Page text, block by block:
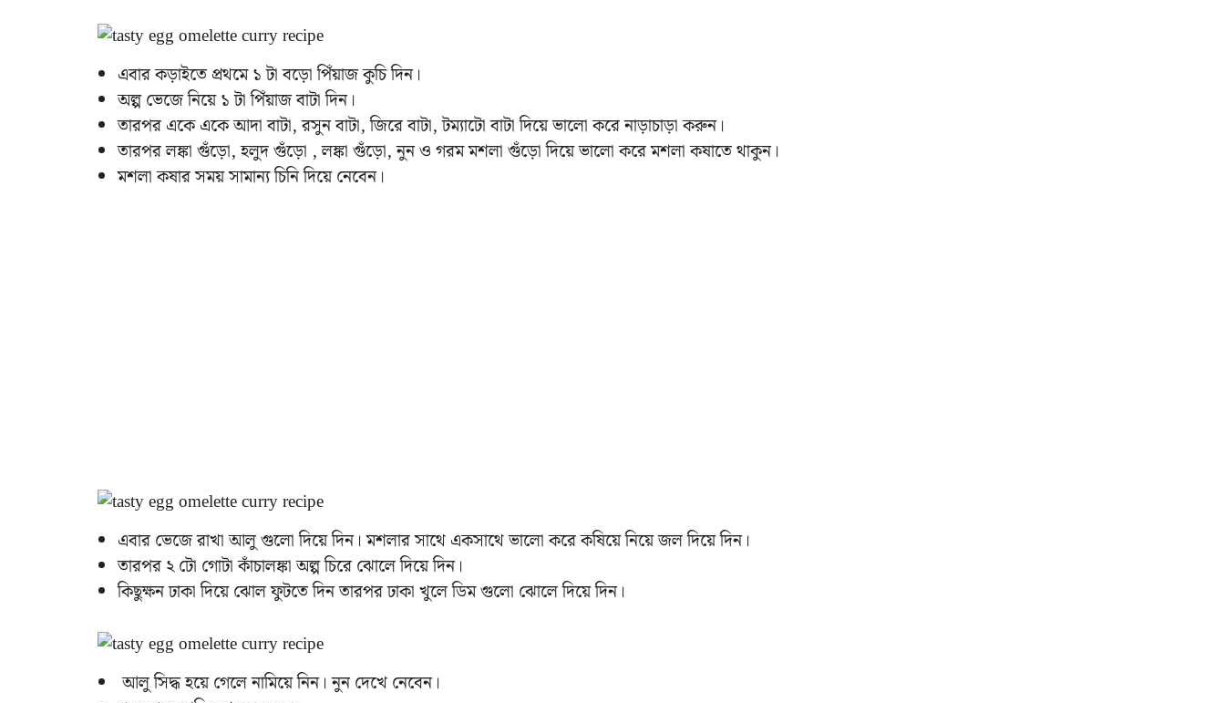
এবার কড়াইতে প্রথমে ১ টা বড়ো পিঁয়াজ কুচি দিন।
অল্প ভেজে নিয়ে ১ টা পিঁয়াজ বাটা দিন।
তারপর একে একে আদা বাটা, রসুন বাটা, জিরে বাটা, টম্যাটো বাটা দিয়ে ভালো করে নাড়াচাড়া করুন।
তারপর লঙ্কা গুঁড়ো, হলুদ গুঁড়ো , লঙ্কা গুঁড়ো, নুন ও গরম মশলা গুঁড়ো দিয়ে ভালো করে মশলা কষাতে থাকুন।
মশলা কষার সময় সামান্য চিনি দিয়ে নেবেন।
এবার ভেজে রাখা আলু গুলো দিয়ে দিন। মশলার সাথে একসাথে ভালো করে কষিয়ে নিয়ে জল দিয়ে দিন।
তারপর ২ টো গোটা কাঁচালঙ্কা অল্প চিরে ঝোলে দিয়ে দিন।
কিছুক্ষন ঢাকা দিয়ে ঝোল ফুটতে দিন তারপর ঢাকা খুলে ডিম গুলো ঝোলে দিয়ে দিন।
আলু সিদ্ধ হয়ে গেলে নামিয়ে নিন। নুন দেখে নেবেন।